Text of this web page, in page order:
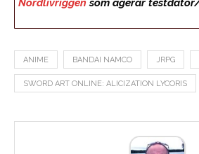
Nördlivriggen som agerar
ANIME BANDAI NAMCO JRPG
SWORD ART ONLINE: ALICIZATION LYCORIS